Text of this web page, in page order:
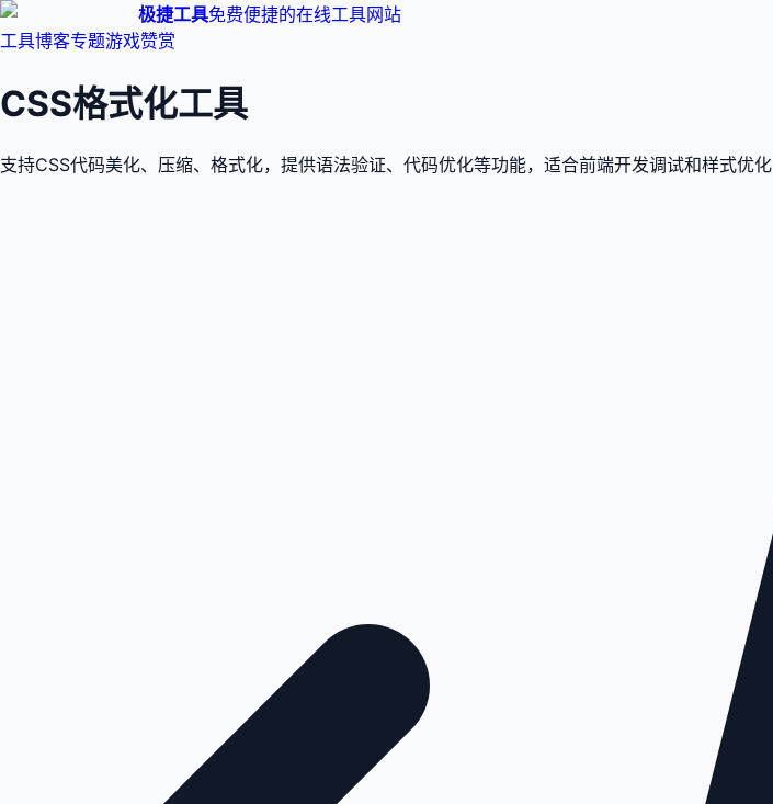
极捷工具免费便捷的在线工具网站
工具博客专题游戏赞赏
CSS格式化工具
支持CSS代码美化、压缩、格式化，提供语法验证、代码优化等功能，适合前端开发调试和样式优化